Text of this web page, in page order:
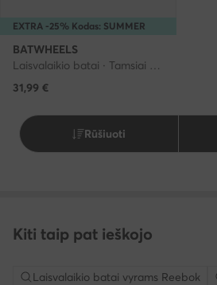
EXTRA -25% Kodas: SUMMER
BATWHEELS
Laisvalaikio batai · Tamsiai mėlyna
31,99 €
Rūšiuoti
Kiti taip pat ieškojo
Laisvalaikio batai vyrams Reebok